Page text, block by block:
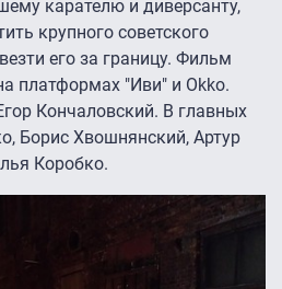
карателю и диверсанту,
крупного советского
его за границу. Фильм
платформах "Иви" и Okko.
Кончаловский. В главных
Борис Хвошнянский, Артур
Коробко.